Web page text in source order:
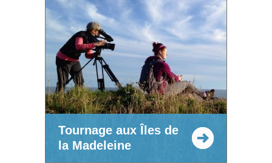
Tournage aux Îles de
la Madeleine